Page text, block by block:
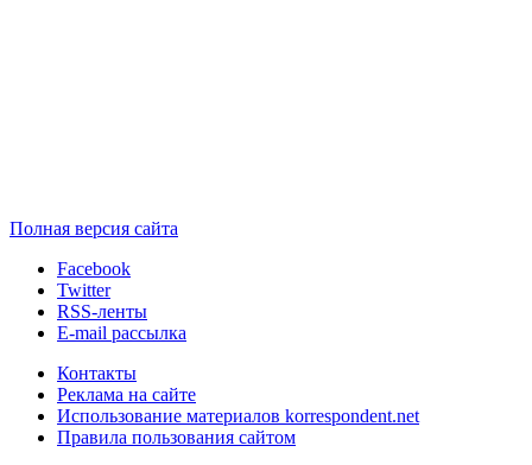
Полная версия сайта
Facebook
Twitter
RSS-ленты
E-mail рассылка
Контакты
Реклама на сайте
Использование материалов korrespondent.net
Правила пользования сайтом